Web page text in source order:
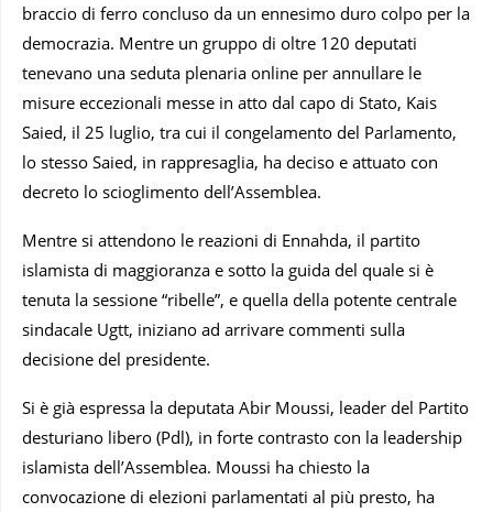
braccio di ferro concluso da un ennesimo duro colpo per la
democrazia. Mentre un gruppo di oltre 120 deputati
tenevano una seduta plenaria online per annullare le
misure eccezionali messe in atto dal capo di Stato, Kais
Saied, il 25 luglio, tra cui il congelamento del Parlamento,
lo stesso Saied, in rappresaglia, ha deciso e attuato con
decreto lo scioglimento dell’Assemblea.
Mentre si attendono le reazioni di Ennahda, il partito
islamista di maggioranza e sotto la guida del quale si è
tenuta la sessione “ribelle”, e quella della potente centrale
sindacale Ugtt, iniziano ad arrivare commenti sulla
decisione del presidente.
Si è già espressa la deputata Abir Moussi, leader del Partito
desturiano libero (Pdl), in forte contrasto con la leadership
islamista dell’Assemblea. Moussi ha chiesto la
convocazione di elezioni parlamentati al più presto, ha